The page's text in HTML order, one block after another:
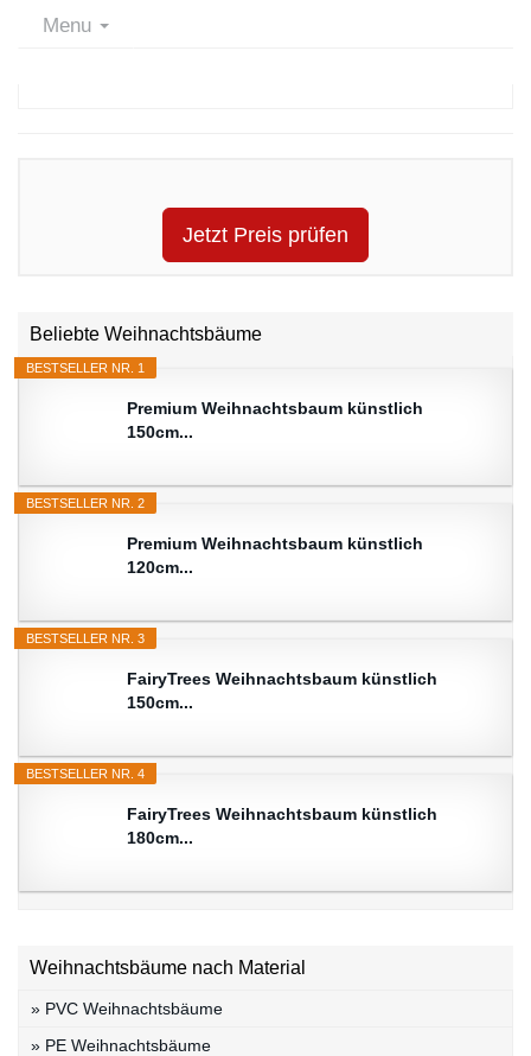
Menu
Jetzt Preis prüfen
Beliebte Weihnachtsbäume
BESTSELLER NR. 1
Premium Weihnachtsbaum künstlich
150cm...
BESTSELLER NR. 2
Premium Weihnachtsbaum künstlich
120cm...
BESTSELLER NR. 3
FairyTrees Weihnachtsbaum künstlich
150cm...
BESTSELLER NR. 4
FairyTrees Weihnachtsbaum künstlich
180cm...
Weihnachtsbäume nach Material
» PVC Weihnachtsbäume
» PE Weihnachtsbäume